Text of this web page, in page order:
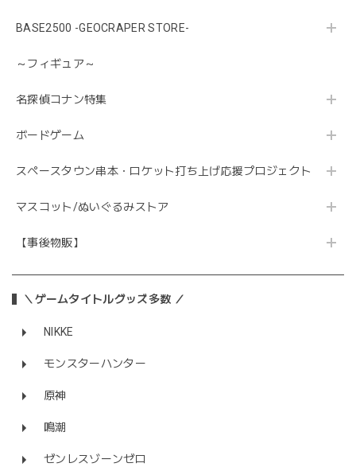
BASE2500 -GEOCRAPER STORE-
～フィギュア～
名探偵コナン特集
ボードゲーム
スペースタウン串本・ロケット打ち上げ応援プロジェクト
マスコット/ぬいぐるみストア
【事後物販】
＼ゲームタイトルグッズ多数 ／
NIKKE
モンスターハンター
原神
鳴潮
ゼンレスゾーンゼロ